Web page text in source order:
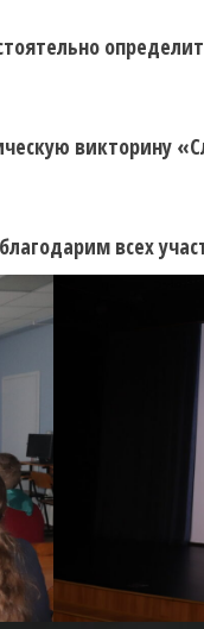
всех